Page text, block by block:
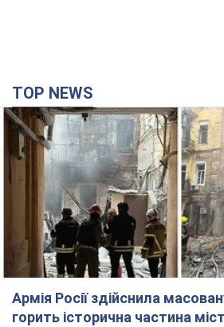
TOP NEWS
Армія Росії здійснила
горить історична частина